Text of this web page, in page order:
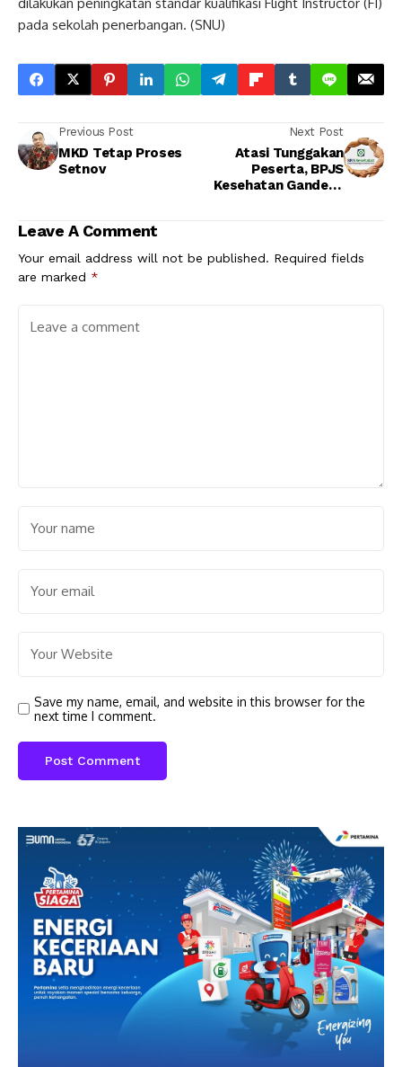
pada sekolah penerbangan. (SNU)
Previous Post
MKD Tetap Proses
Setnov
Next Post
Atasi Tunggakan
Peserta, BPJS
Kesehatan Gandeng
Leave A Comment
Your email address will not be published. Required fields
are marked *
Save my name, email, and website in this browser for the
next time I comment.